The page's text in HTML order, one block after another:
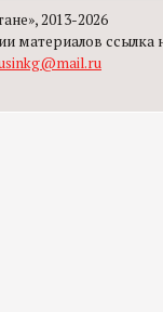
2013-2026
материалов ссылка